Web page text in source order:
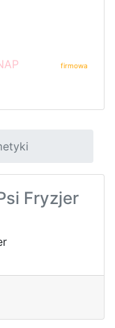
firmowa
Fryzjer